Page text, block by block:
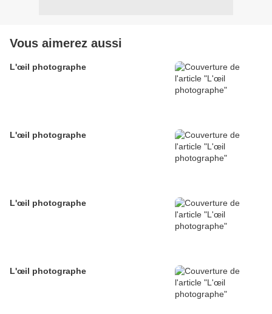
Vous aimerez aussi
L'œil photographe
L'œil photographe
L'œil photographe
L'œil photographe